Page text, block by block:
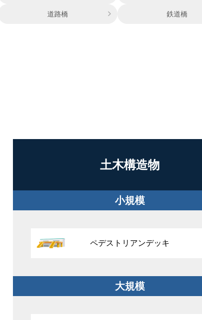
道路橋 鉄道橋
土木構造物
小規模
ペデストリアンデッキ
大規模